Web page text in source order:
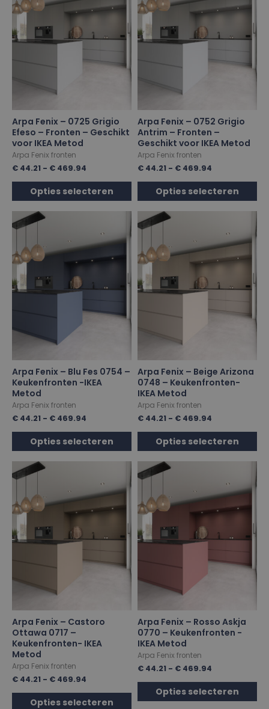
Arpa Fenix – 0725 Grigio
Efeso – Fronten – Geschikt
voor IKEA Metod
Arpa Fenix fronten
€ 44.21 - € 469.94
Opties selecteren
Arpa Fenix – 0752 Grigio
Antrim – Fronten –
Geschikt voor IKEA Metod
Arpa Fenix fronten
€ 44.21 - € 469.94
Opties selecteren
Arpa Fenix – Blu Fes 0754 –
Keukenfronten -IKEA
Metod
Arpa Fenix fronten
€ 44.21 - € 469.94
Opties selecteren
Arpa Fenix – Beige Arizona
0748 – Keukenfronten-
IKEA Metod
Arpa Fenix fronten
€ 44.21 - € 469.94
Opties selecteren
Arpa Fenix – Castoro
Ottawa 0717 –
Keukenfronten- IKEA
Metod
Arpa Fenix fronten
€ 44.21 - € 469.94
Opties selecteren
Arpa Fenix – Rosso Askja
0770 – Keukenfronten -
IKEA Metod
Arpa Fenix fronten
€ 44.21 - € 469.94
Opties selecteren